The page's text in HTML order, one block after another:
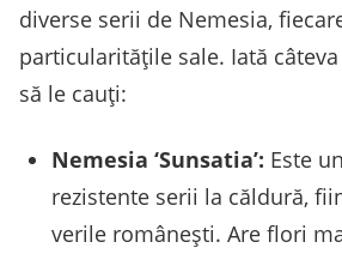
diverse serii de Nemesia,
particularitățile sale. Iată
să le cauți:
Nemesia ‘Sunsatia’: Este
rezistente serii la căldură,
verile românești. Are flori